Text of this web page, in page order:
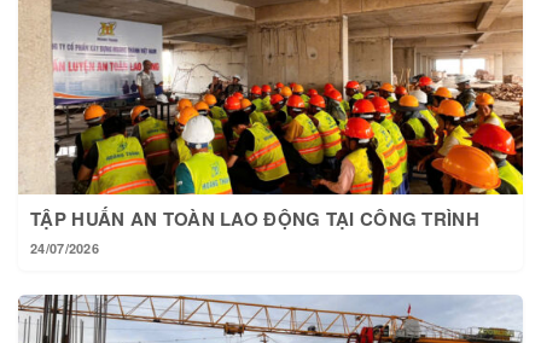
TẬP HUẤN AN TOÀN LAO ĐỘNG TẠI CÔNG TRÌNH
24/07/2026